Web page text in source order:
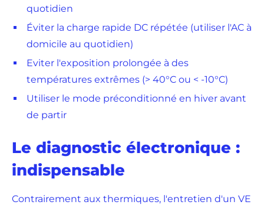
quotidien
Éviter la charge rapide DC répétée (utiliser l'AC à
domicile au quotidien)
Eviter l'exposition prolongée à des
températures extrêmes (> 40°C ou < -10°C)
Utiliser le mode préconditionné en hiver avant
de partir
Le diagnostic électronique :
indispensable
Contrairement aux thermiques, l'entretien d'un VE